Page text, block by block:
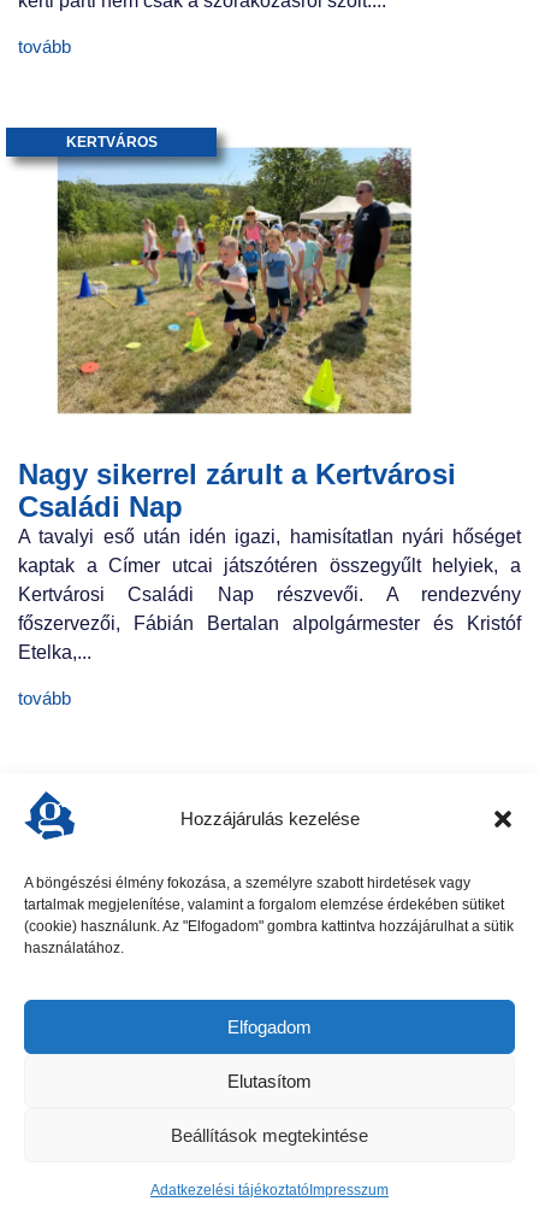
Hozzájárulás kezelése
A böngészési élmény fokozása, a személyre szabott hirdetések vagy
tartalmak megjelenítése, valamint a forgalom elemzése érdekében sütiket
(cookie) használunk. Az "Elfogadom" gombra kattintva hozzájárulhat a sütik
használatához.
Elfogadom
Elutasítom
Beállítások megtekintése
Adatkezelési tájékoztató Impresszum
tovább
Nagy sikerrel zárult a Kertvárosi
Családi Nap
KERTVÁROS
A tavalyi eső után idén igazi, hamisítatlan nyári hőséget
kaptak a Címer utcai játszótéren összegyűlt helyiek, a
Kertvárosi Családi Nap részvevői. A rendezvény
főszervezői, Fábián Bertalan alpolgármester és Kristóf
Etelka,...
tovább
előző cikk következő cikk
Gödöllői Szolgálat - Minden jog fenntartva
Kapcsolat